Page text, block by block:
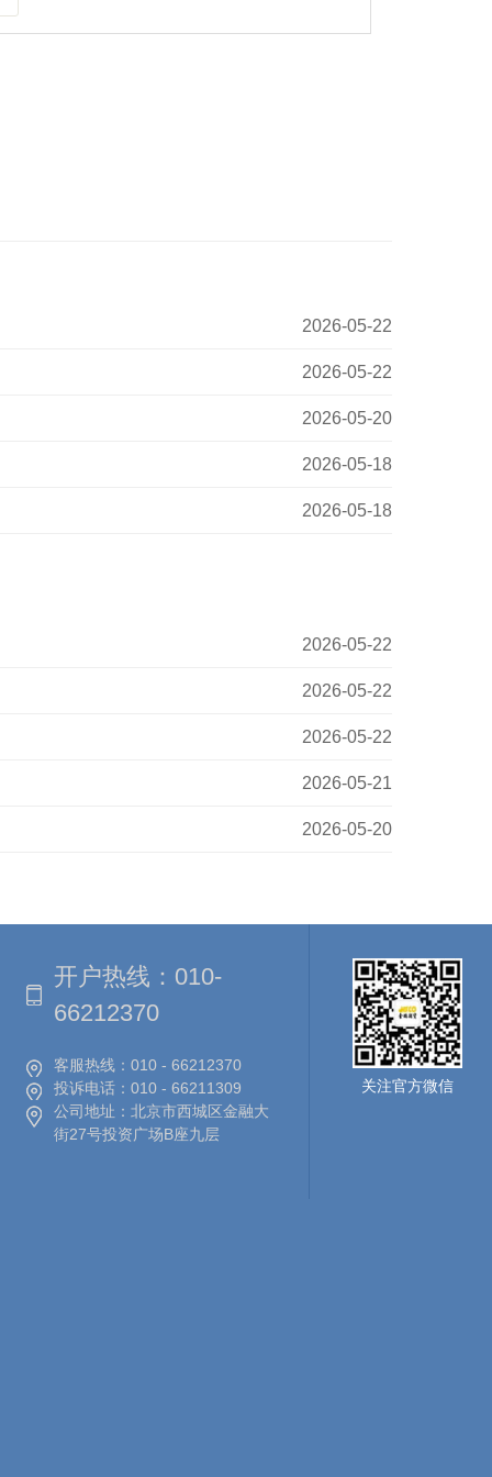
2026-05-22
2026-05-22
2026-05-20
2026-05-18
2026-05-18
2026-05-22
2026-05-22
2026-05-22
2026-05-21
2026-05-20
开户热线： 010-
66212370
客服热线： 010 - 66212370
投诉电话： 010 - 66211309
公司地址： 北京市西城区金融大
街27号投资广场B座九层
关注官方微信